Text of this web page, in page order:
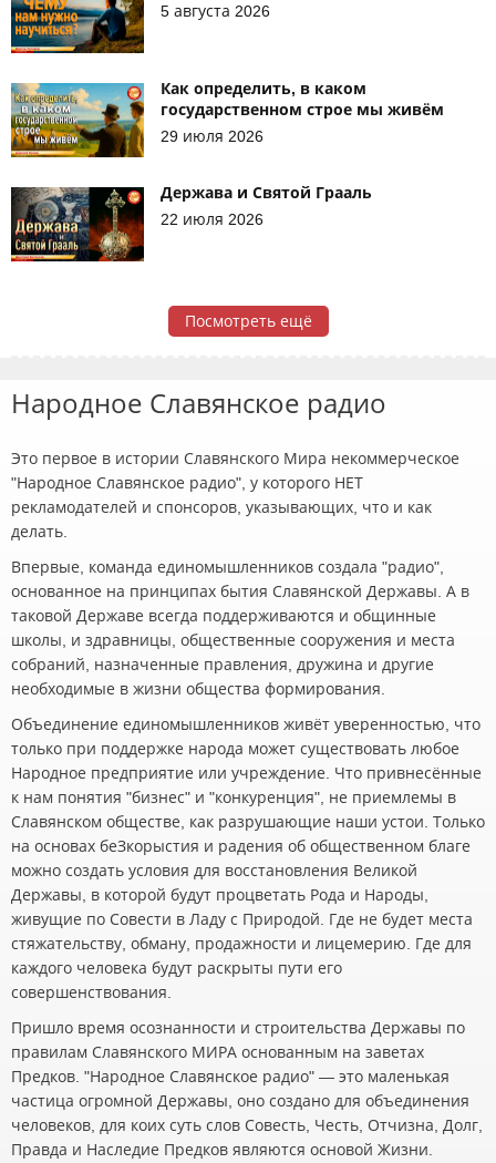
5 августа 2026
Как определить, в каком
государственном строе мы живём
29 июля 2026
Держава и Святой Грааль
22 июля 2026
Посмотреть ещё
Народное Славянское радио
Это первое в истории Славянского Мира некоммерческое
"Народное Славянское радио", у которого НЕТ
рекламодателей и спонсоров, указывающих, что и как
делать.
Впервые, команда единомышленников создала "радио",
основанное на принципах бытия Славянской Державы. А в
таковой Державе всегда поддерживаются и общинные
школы, и здравницы, общественные сооружения и места
собраний, назначенные правления, дружина и другие
необходимые в жизни общества формирования.
Объединение единомышленников живёт уверенностью, что
только при поддержке народа может существовать любое
Народное предприятие или учреждение. Что привнесённые
к нам понятия "бизнес" и "конкуренция", не приемлемы в
Славянском обществе, как разрушающие наши устои. Только
на основах беЗкорыстия и радения об общественном благе
можно создать условия для восстановления Великой
Державы, в которой будут процветать Рода и Народы,
живущие по Совести в Ладу с Природой. Где не будет места
стяжательству, обману, продажности и лицемерию. Где для
каждого человека будут раскрыты пути его
совершенствования.
Пришло время осознанности и строительства Державы по
правилам Славянского МИРА основанным на заветах
Предков. "Народное Славянское радио" — это маленькая
частица огромной Державы, оно создано для объединения
человеков, для коих суть слов Совесть, Честь, Отчизна, Долг,
Правда и Наследие Предков являются основой Жизни.